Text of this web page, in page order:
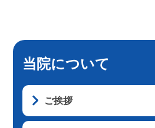
当院について
ご挨拶